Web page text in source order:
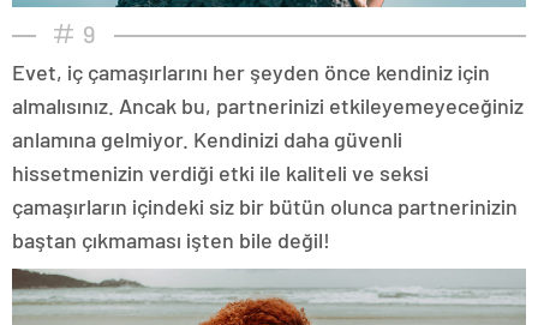
9
Evet, iç çamaşırlarını her şeyden önce kendiniz için
almalısınız. Ancak bu, partnerinizi etkileyemeyeceğiniz
anlamına gelmiyor. Kendinizi daha güvenli
hissetmenizin verdiği etki ile kaliteli ve seksi
çamaşırların içindeki siz bir bütün olunca partnerinizin
baştan çıkmaması işten bile değil!